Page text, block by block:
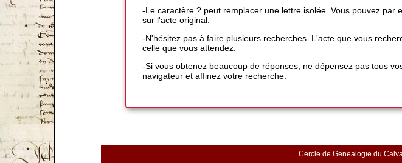
-Le caractère ? peut remplacer une lettre isolée. Vous pouvez
sur l'acte original.
-N'hésitez pas à faire plusieurs recherches. L'acte que vous
celle que vous attendez.
-Si vous obtenez beaucoup de réponses, ne dépensez pas tous
navigateur et affinez votre recherche.
Cercle de Genealogie du